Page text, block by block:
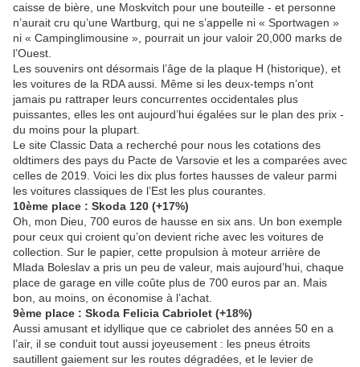
caisse de bière, une Moskvitch pour une bouteille - et personne
n’aurait cru qu’une Wartburg, qui ne s’appelle ni « Sportwagen »
ni « Campinglimousine », pourrait un jour valoir 20,000 marks de
l’Ouest.
Les souvenirs ont désormais l’âge de la plaque H (historique), et
les voitures de la RDA aussi. Même si les deux-temps n’ont
jamais pu rattraper leurs concurrentes occidentales plus
puissantes, elles les ont aujourd’hui égalées sur le plan des prix -
du moins pour la plupart.
Le site Classic Data a recherché pour nous les cotations des
oldtimers des pays du Pacte de Varsovie et les a comparées avec
celles de 2019. Voici les dix plus fortes hausses de valeur parmi
les voitures classiques de l’Est les plus courantes.
10ème place : Skoda 120 (+17%)
Oh, mon Dieu, 700 euros de hausse en six ans. Un bon exemple
pour ceux qui croient qu’on devient riche avec les voitures de
collection. Sur le papier, cette propulsion à moteur arrière de
Mlada Boleslav a pris un peu de valeur, mais aujourd’hui, chaque
place de garage en ville coûte plus de 700 euros par an. Mais
bon, au moins, on économise à l’achat.
9ème place : Skoda Felicia Cabriolet (+18%)
Aussi amusant et idyllique que ce cabriolet des années 50 en a
l’air, il se conduit tout aussi joyeusement : les pneus étroits
sautillent gaiement sur les routes dégradées, et le levier de